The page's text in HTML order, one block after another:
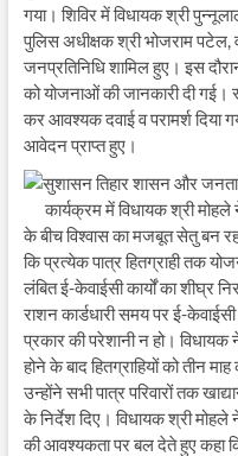
गया। शिविर में विधायक श्री
पुलिस अधीक्षक श्री भोजराम
जनप्रतिनिधि शामिल हुए। इस
को योजनाओं की जानकारी दी गई।
कर आवश्यक दवाई व परामर्श दिया
आवेदन प्राप्त हुए।
कार्यक्रम में विधायक श्री
के बीच विश्वास का मजबूत सेतु बन
कि प्रत्येक पात्र हितग्राही तक
लंबित ई-केवाईसी कार्यों का शीघ्र
राशन कार्डधारी समय पर ई-केवाईसी
प्रकार की परेशानी न हो। विधायक
होने के बाद हितग्राहियों को तीन
उन्होंने सभी पात्र परिवारों तक
के निर्देश दिए। विधायक श्री
की आवश्यकता पर बल देते हुए कहा